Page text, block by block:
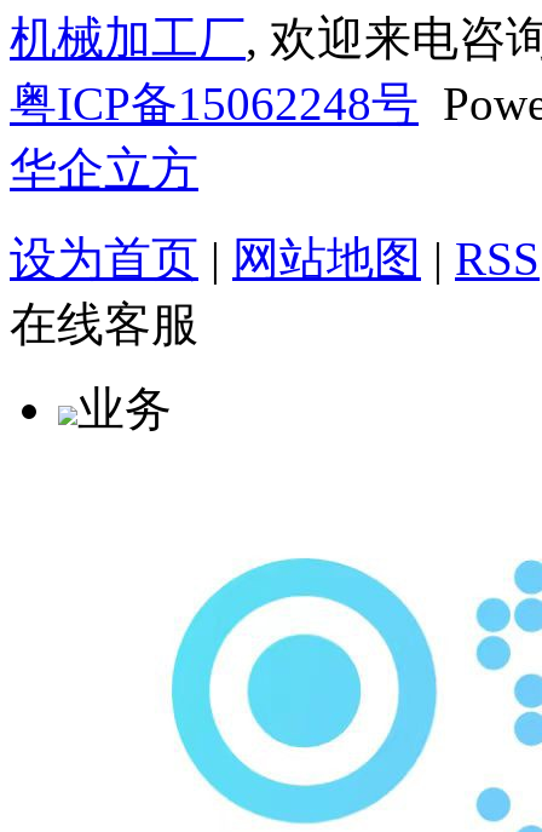
机械加工厂, 欢迎来电咨
粤ICP备15062248号
华企立方
设为首页 | 网站地图 | RSS
在线客服
业务